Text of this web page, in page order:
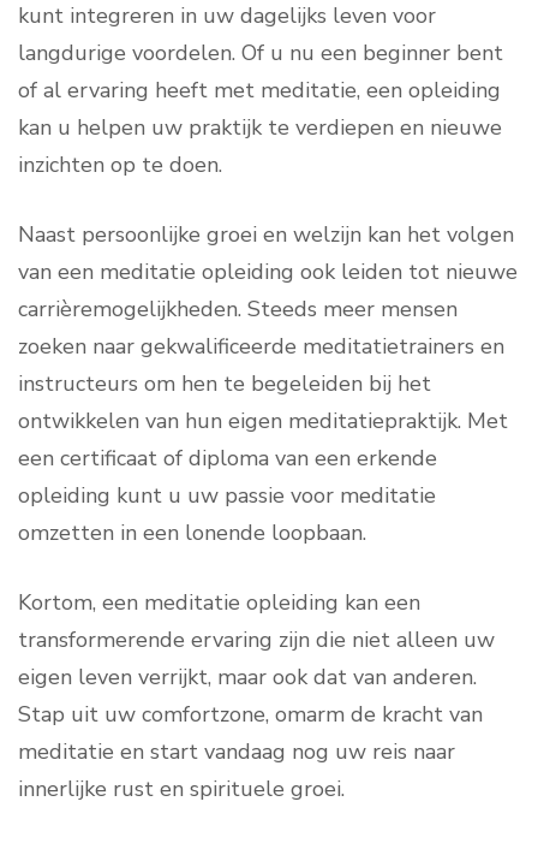
kunt integreren in uw dagelijks leven voor
langdurige voordelen. Of u nu een beginner bent
of al ervaring heeft met meditatie, een opleiding
kan u helpen uw praktijk te verdiepen en nieuwe
inzichten op te doen.
Naast persoonlijke groei en welzijn kan het volgen
van een meditatie opleiding ook leiden tot nieuwe
carrièremogelijkheden. Steeds meer mensen
zoeken naar gekwalificeerde meditatietrainers en
instructeurs om hen te begeleiden bij het
ontwikkelen van hun eigen meditatiepraktijk. Met
een certificaat of diploma van een erkende
opleiding kunt u uw passie voor meditatie
omzetten in een lonende loopbaan.
Kortom, een meditatie opleiding kan een
transformerende ervaring zijn die niet alleen uw
eigen leven verrijkt, maar ook dat van anderen.
Stap uit uw comfortzone, omarm de kracht van
meditatie en start vandaag nog uw reis naar
innerlijke rust en spirituele groei.